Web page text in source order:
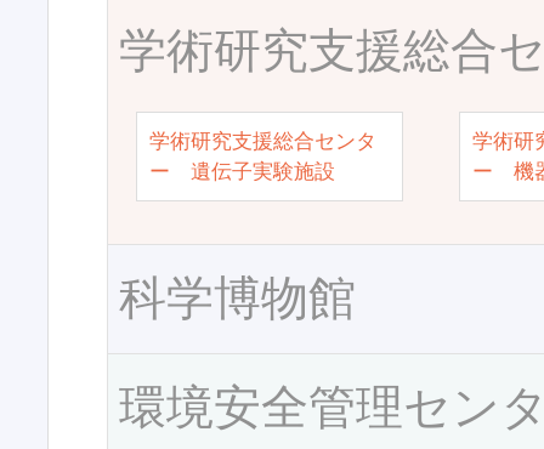
学術研究支援総合
学術研究支援総合センタ
ー 遺伝子実験施設
学術研
ー 機
科学博物館
環境安全管理セン